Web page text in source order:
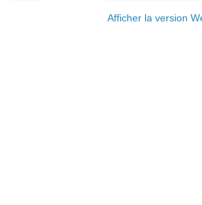
Afficher la version